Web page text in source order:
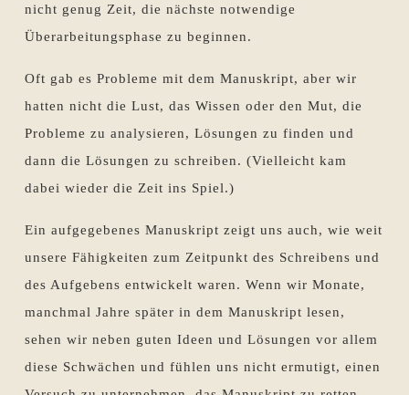
nicht genug Zeit, die nächste notwendige
Überarbeitungsphase zu beginnen.
Oft gab es Probleme mit dem Manuskript, aber wir
hatten nicht die Lust, das Wissen oder den Mut, die
Probleme zu analysieren, Lösungen zu finden und
dann die Lösungen zu schreiben. (Vielleicht kam
dabei wieder die Zeit ins Spiel.)
Ein aufgegebenes Manuskript zeigt uns auch, wie weit
unsere Fähigkeiten zum Zeitpunkt des Schreibens und
des Aufgebens entwickelt waren. Wenn wir Monate,
manchmal Jahre später in dem Manuskript lesen,
sehen wir neben guten Ideen und Lösungen vor allem
diese Schwächen und fühlen uns nicht ermutigt, einen